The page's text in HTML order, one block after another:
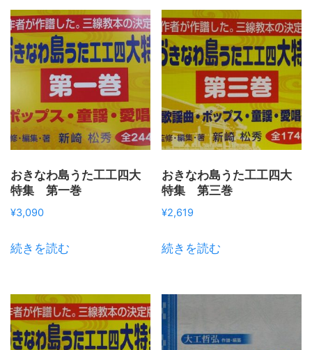
おきなわ島うた工工四大
特集 第一巻
¥3,090
続きを読む
おきなわ島うた工工四大
特集 第三巻
¥2,619
続きを読む